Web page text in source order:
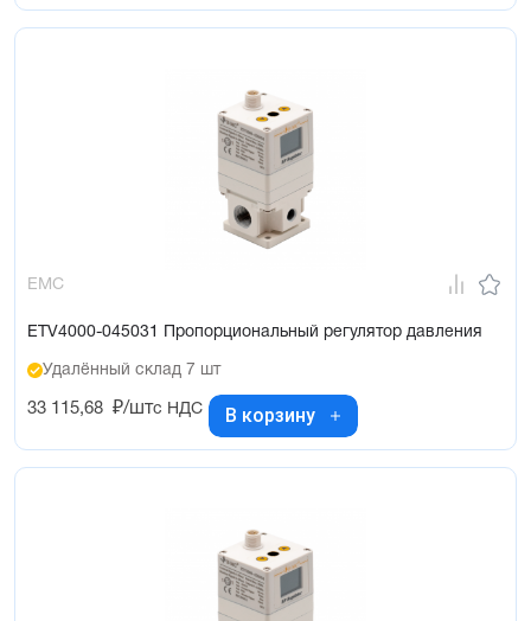
EMC
ETV4000-045031 Пропорциональный регулятор давления
Удалённый склад 7 шт
33 115,68 ₽/штс НДС В корзину